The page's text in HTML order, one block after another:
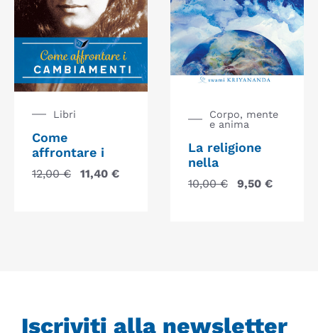
Libri
Come
affrontare i
12,00€ 11,40 €
Corpo, mente
e anima
La religione
nella
10,00€ 9,50 €
Iscriviti alla newsletter